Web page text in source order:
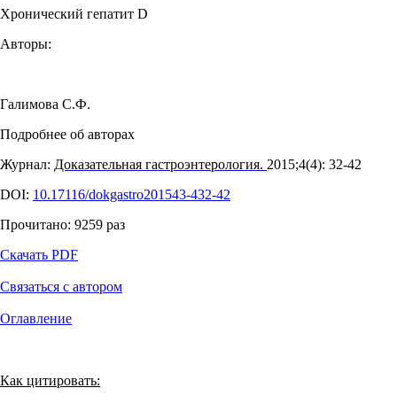
Хронический гепатит D
Авторы:
Галимова С.Ф.
Подробнее об авторах
Журнал: Доказательная гастроэнтерология. 2015;4(4): 32‑42
DOI: 10.17116/dokgastro201543-432-42
Прочитано: 9259 раз
Скачать PDF
Связаться с автором
Оглавление
Как цитировать: